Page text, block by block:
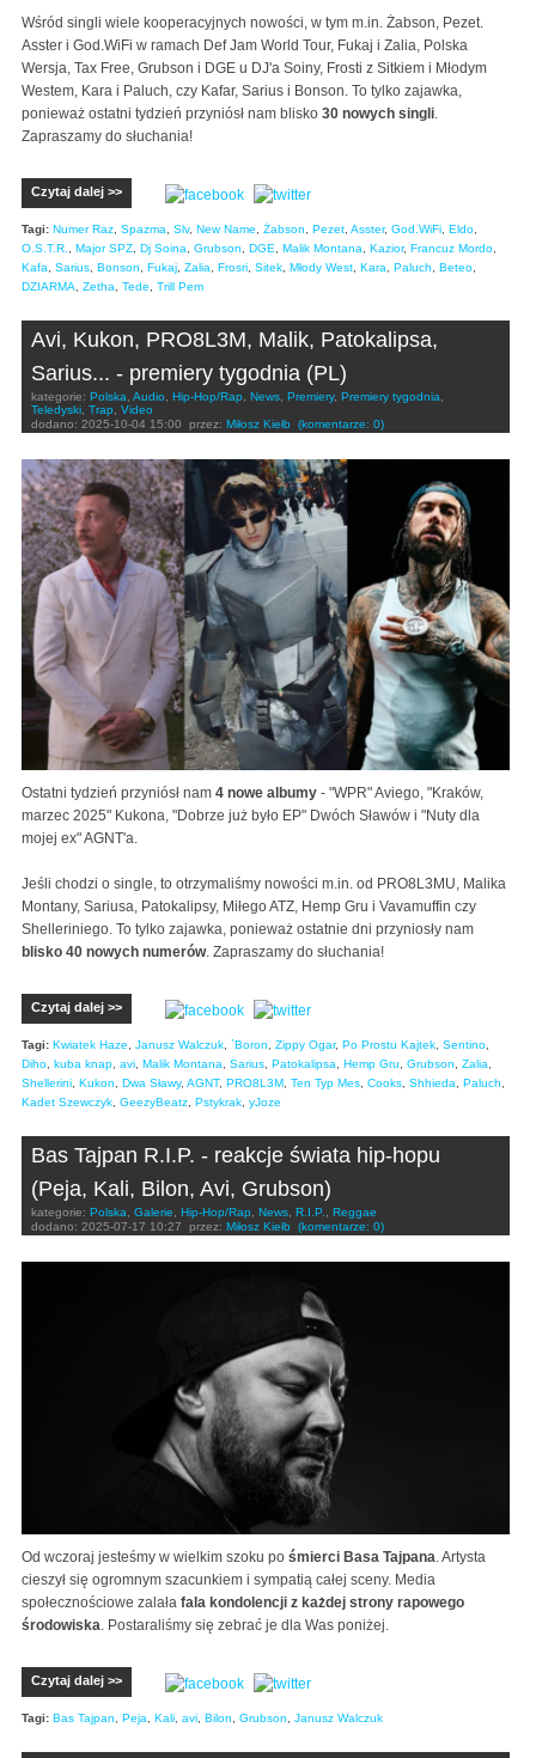
Wśród singli wiele kooperacyjnych nowości, w tym m.in. Żabson, Pezet.
Asster i God.WiFi w ramach Def Jam World Tour, Fukaj i Zalia, Polska
Wersja, Tax Free, Grubson i DGE u DJ'a Soiny, Frosti z Sitkiem i Młodym
Westem, Kara i Paluch, czy Kafar, Sarius i Bonson. To tylko zajawka,
ponieważ ostatni tydzień przyniósł nam blisko 30 nowych singli.
Zapraszamy do słuchania!
Czytaj dalej >>
Tagi: Numer Raz Spazma Slv, New Name Żabson Pezet Asster, God.WiFi Eldo
O.S.T.R.
Major SPZ Dj Soina Grubson DGE Malik Montana Kazior, Francuz Mordo
Kafa
Sarius Bonson Fukaj Zalia Frosri Sitek Młody West Kara Paluch Beteo
DZIARMA
Zetha Tede Trill Pem
Avi, Kukon, PRO8L3M, Malik, Patokalipsa,
Sarius... - premiery tygodnia (PL)
kategorie: Polska Audio Hip-Hop/Rap News Premiery, Premiery tygodnia
Teledyski Trap
Video
dodano: 2025-10-04 15:00 przez: Miłosz Kiełb (komentarze: 0)
Ostatni tydzień przyniósł nam 4 nowe albumy - "WPR" Aviego, "Kraków,
marzec 2025" Kukona, "Dobrze już było EP" Dwóch Sławów i "Nuty dla
mojej ex" AGNT'a.
Jeśli chodzi o single, to otrzymaliśmy nowości m.in. od PRO8L3MU, Malika
Montany, Sariusa, Patokalipsy, Miłego ATZ, Hemp Gru i Vavamuffin czy
Shelleriniego. To tylko zajawka, ponieważ ostatnie dni przyniosły nam
blisko 40 nowych numerów. Zapraszamy do słuchania!
Czytaj dalej >>
Tagi: Kwiatek Haze Janusz Walczuk `Boron Zippy Ogar, Po Prostu Kajtek Sentino
Diho kuba knap avi Malik Montana Sarius Patokalipsa Hemp Gru Grubson Zalia
Shellerini Kukon Dwa Sławy, AGNT, PRO8L3M Ten Typ Mes Cooks Shhieda Paluch
Kadet Szewczyk GeezyBeatz Pstykrak yJoze
Bas Tajpan R.I.P. - reakcje świata hip-hopu
(Peja, Kali, Bilon, Avi, Grubson)
kategorie: Polska Galerie Hip-Hop/Rap News R.I.P.
Reggae
dodano: 2025-07-17 10:27 przez: Miłosz Kiełb (komentarze: 0)
Od wczoraj jesteśmy w wielkim szoku po śmierci Basa Tajpana. Artysta
cieszył się ogromnym szacunkiem i sympatią całej sceny. Media
społecznościowe zalała fala kondolencji z każdej strony rapowego
środowiska. Postaraliśmy się zebrać je dla Was poniżej.
Czytaj dalej >>
Tagi: Bas Tajpan, Peja, Kali, avi, Bilon, Grubson, Janusz Walczuk